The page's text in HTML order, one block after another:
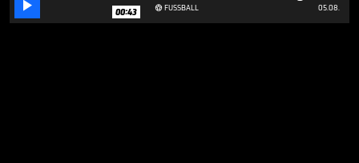
 00:43 FUSSBALL 05.08.